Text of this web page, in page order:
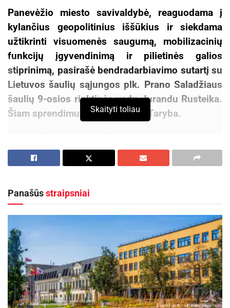
Panevėžio miesto savivaldybė, reaguodama į
kylančius geopolitinius iššūkius ir siekdama
užtikrinti visuomenės saugumą, mobilizacinių
funkcijų įgyvendinimą ir pilietinės galios
stiprinimą, pasirašė bendradarbiavimo sutartį su
Lietuvos šaulių sąjungos plk. Prano Saladžiaus
šaulių 9-osios rinktinės vadu Jurandu Rusteika.
Šiam sprendimui pritarė miesto Taryba.
„Pasirašyta sutartis žymi tvirtą žingsnį link
glaudesnio bendradarbiavimo – tai tvirta
bendrystė, grindžiama pasitikėjimu, vertybėmis ir
sąmoningą, pilietišką visuomenę ir stiprina
būtent bendras darbas yra pamatas stipriai,
saugiai ir vieningai Lietuvai“, – sakė Panevėžio
miesto merė Loreta Masiliūnienė.
Sutarties tikslai – nuo pilietinio ugdymo iki
krizių valdymo
Skaityti toliau
Panašūsstraipsniai